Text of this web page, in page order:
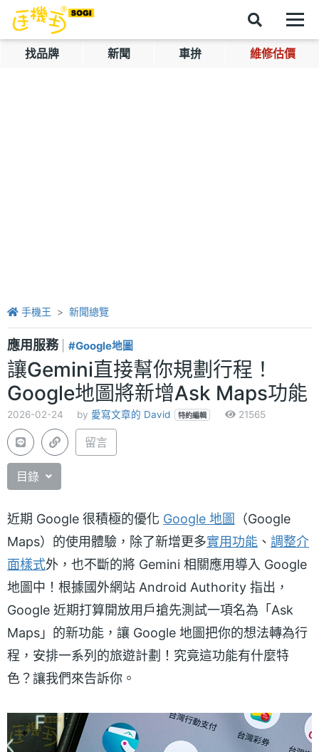
找品牌 新聞 車拚 維修估價
手機王 新聞總覽
應用服務 #Google地圖
讓Gemini直接幫你規劃行程！
Google地圖將新增Ask Maps功能
2026-02-24 by 愛寫文章的 David 特約編輯 21565
留言
目錄
近期 Google 很積極的優化 Google 地圖 （Google
Maps）的使用體驗，除了新增更多實用功能 、 調整介
面樣式外，也不斷的將 Gemini 相關應用導入 Google
地圖中！根據國外網站 Android Authority 指出，
Google 近期打算開放用戶搶先測試一項名為「Ask
Maps」的新功能，讓 Google 地圖把你的想法轉為行
程，安排一系列的旅遊計劃！究竟這功能有什麼特
色？讓我們來告訴你。